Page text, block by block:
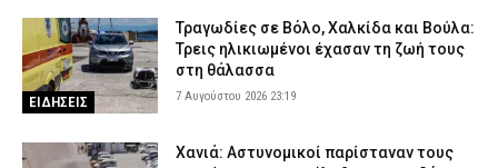
Πιερία: Συνελήφθησαν δύο άνδρες που διέρρηξαν ΙΧ και άρπαξαν
αντικείμενα αξίας άνω των 19.000 ευρώ
ΑΣΤΥΝΟΜΙΑ 7 Αυγούστου 2026 16:23
ΕΙΔΗΣΕΙΣ
Τραγωδίες σε Βόλο, Χαλκίδα και Βούλα:
Τρεις ηλικιωμένοι έχασαν τη ζωή τους
στη θάλασσα
7 Αυγούστου 2026 23:19
Χανιά: Αστυνομικοί παρίσταναν τους